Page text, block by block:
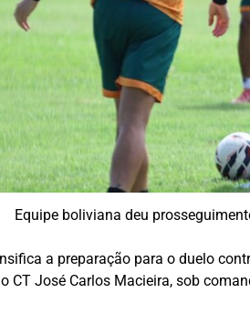
Equipe boliviana deu
a preparação para o duelo
CT José Carlos Macieira, sob